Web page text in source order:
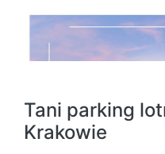
Tani parking
Krakowie